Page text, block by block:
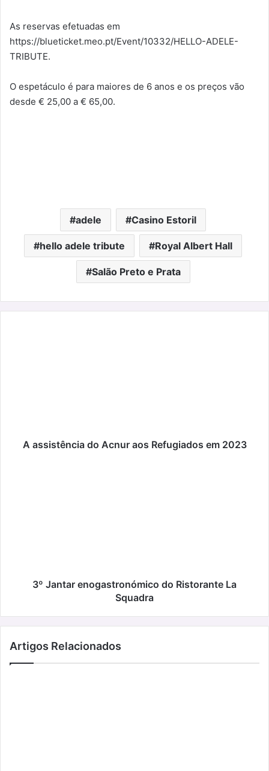
As reservas efetuadas em
https://blueticket.meo.pt/Event/10332/HELLO-ADELE-
TRIBUTE.
O espetáculo é para maiores de 6 anos e os preços vão
desde € 25,00 a € 65,00.
adele Casino Estoril
hello adele tribute Royal Albert Hall
Salão Preto e Prata
A assistência do Acnur aos Refugiados em 2023
3º Jantar enogastronómico do Ristorante La
Squadra
Artigos Relacionados